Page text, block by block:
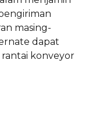
masing-
dapat
konveyor